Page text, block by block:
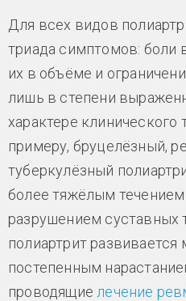
Для всех видов
триада симптомов: боли
их в объёме и
лишь в степени
характере клинического
примеру, бруцелёзный,
туберкулёзный
более тяжёлым
разрушением суставных
полиартрит развивается
постепенным
проводящие лечение